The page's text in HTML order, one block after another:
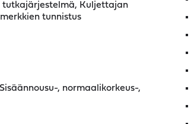
Kuljettajan
tunnistus
, normaalikorkeus-,